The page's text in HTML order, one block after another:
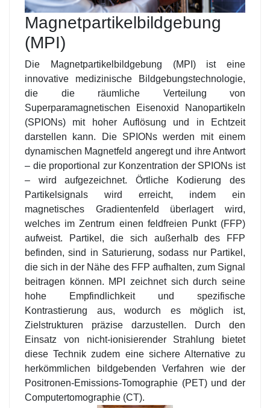
Magnetpartikelbildgebung
(MPI)
Die Magnetpartikelbildgebung (MPI) ist eine
innovative medizinische Bildgebungstechnologie,
die die räumliche Verteilung von
Superparamagnetischen Eisenoxid Nanopartikeln
(SPIONs) mit hoher Auflösung und in Echtzeit
darstellen kann. Die SPIONs werden mit einem
dynamischen Magnetfeld angeregt und ihre Antwort
– die proportional zur Konzentration der SPIONs ist
– wird aufgezeichnet. Örtliche Kodierung des
Partikelsignals wird erreicht, indem ein
magnetisches Gradientenfeld überlagert wird,
welches im Zentrum einen feldfreien Punkt (FFP)
aufweist. Partikel, die sich außerhalb des FFP
befinden, sind in Saturierung, sodass nur Partikel,
die sich in der Nähe des FFP aufhalten, zum Signal
beitragen können. MPI zeichnet sich durch seine
hohe Empfindlichkeit und spezifische
Kontrastierung aus, wodurch es möglich ist,
Zielstrukturen präzise darzustellen. Durch den
Einsatz von nicht-ionisierender Strahlung bietet
diese Technik zudem eine sichere Alternative zu
herkömmlichen bildgebenden Verfahren wie der
Positronen-Emissions-Tomographie (PET) und der
Computertomographie (CT).